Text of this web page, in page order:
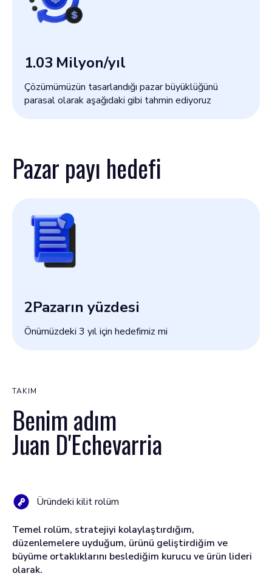
1.03 Milyon/yıl
Çözümümüzün tasarlandığı pazar büyüklüğünü
parasal olarak aşağıdaki gibi tahmin ediyoruz
Pazar payı hedefi
2Pazarın yüzdesi
Önümüzdeki 3 yıl için hedefimiz mi
TAKIM
Benim adım
Juan D'Echevarria
Üründeki kilit rolüm
Temel rolüm, stratejiyi kolaylaştırdığım,
düzenlemelere uyduğum, ürünü geliştirdiğim ve
büyüme ortaklıklarını beslediğim kurucu ve ürün lideri
olarak.